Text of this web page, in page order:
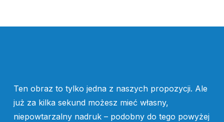
Ten obraz to tylko jedna z naszych propozycji. Ale
już za kilka sekund możesz mieć własny,
niepowtarzalny nadruk – podobny do tego powyżej